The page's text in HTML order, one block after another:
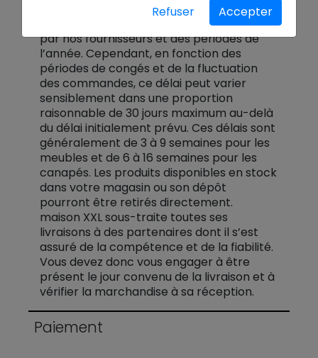
Nos délais de livraison sont indiqués en
fonction des engagements communiqués
par nos fournisseurs et des périodes de
l’année. Cependant, en fonction des
périodes de congés et de la fluctuation
des commandes, ce délai peut varier
sensiblement dans une proportion
raisonnable de 30 jours maximum au-delà
du délai initialement prévu. Ces délais sont
généralement de 3 à 9 semaines pour les
meubles et de 6 à 16 semaines pour les
canapés. Les produits disponibles en stock
dans votre magasin ou son dépôt
pourront être retirés directement.
maison XXL sous-traite toutes ses
livraisons à des partenaires dont il s’est
assuré de la compétence et de la fiabilité.
Vous devez donc vous engager à être
présent le jour convenu de la livraison et à
vérifier la marchandise à sa réception.
Paiement
Refuser Accepter